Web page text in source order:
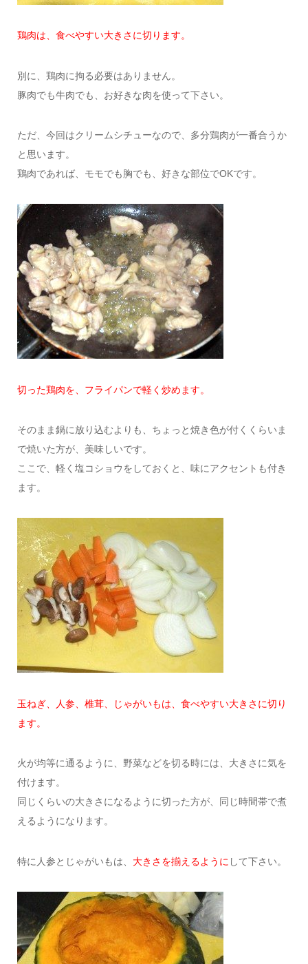
鶏肉は、食べやすい大きさに切ります。
別に、鶏肉に拘る必要はありません。
豚肉でも牛肉でも、お好きな肉を使って下さい。
ただ、今回はクリームシチューなので、多分鶏肉が一番合うか
と思います。
鶏肉であれば、モモでも胸でも、好きな部位でOKです。
切った鶏肉を、フライパンで軽く炒めます。
そのまま鍋に放り込むよりも、ちょっと焼き色が付くくらいま
で焼いた方が、美味しいです。
ここで、軽く塩コショウをしておくと、味にアクセントも付き
ます。
玉ねぎ、人参、椎茸、じゃがいもは、食べやすい大きさに切り
ます。
火が均等に通るように、野菜などを切る時には、大きさに気を
付けます。
同じくらいの大きさになるように切った方が、同じ時間帯で煮
えるようになります。
特に人参とじゃがいもは、 大きさを揃えるように して下さい。